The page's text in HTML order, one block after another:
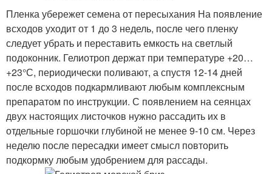
Пленка убережет семена от пересыхания На появление
всходов уходит от 1 до 3 недель, после чего пленку
следует убрать и переставить емкость на светлый
подоконник. Гелиотроп держат при температуре +20…
+23°С, периодически поливают, а спустя 12-14 дней
после всходов подкармливают любым комплексным
препаратом по инструкции. С появлением на сеянцах
двух настоящих листочков нужно рассадить их в
отдельные горшочки глубиной не менее 9-10 см. Через
неделю после пересадки имеет смысл повторить
подкормку любым удобрением для рассады.